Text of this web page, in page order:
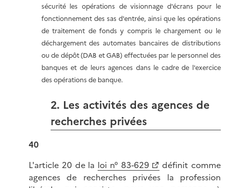
sécurité les opérations de visionnage d'écrans pour le
fonctionnement des sas d'entrée, ainsi que les opérations
de traitement de fonds y compris le chargement ou le
déchargement des automates bancaires de distributions
ou de dépôt (DAB et GAB) effectuées par le personnel des
banques et de leurs agences dans le cadre de l'exercice
des opérations de banque.
2. Les activités des agences de
recherches privées
40
L'article 20 de la loi n° 83-629
définit comme
agences de recherches privées la profession